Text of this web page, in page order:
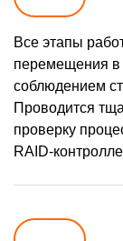
Все этапы
перемещения в
соблюдением
Проводится
проверку
RAID-